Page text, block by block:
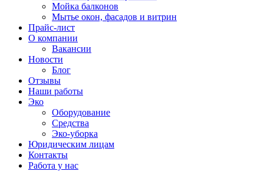
Мойка балконов
Мытье окон, фасадов и витрин
Прайс-лист
О компании
Вакансии
Новости
Блог
Отзывы
Наши работы
Эко
Оборудование
Средства
Эко-уборка
Юридическим лицам
Контакты
Работа у нас